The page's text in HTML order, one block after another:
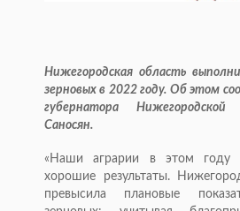
Нижегородская область
зерновых в 2022 году. Об этом
губернатора
Саносян.
«Наши аграрии в этом году
хорошие результаты.
превысила плановые